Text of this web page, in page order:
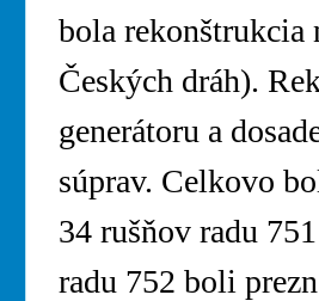
bola rekonštrukcia
Českých dráh).
generátoru a
súprav. Celkovo
34 rušňov radu
radu 752 boli